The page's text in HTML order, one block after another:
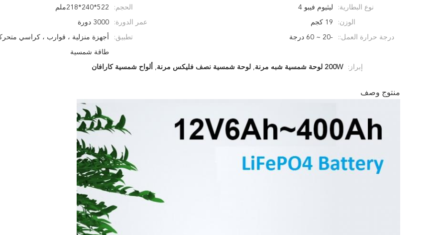
نوع البطارية: ليثيوم فيبو 4 الحجم: 522*240*218ملم
الوزن: 19 كجم عمر الدورة: 3000 دورة
درجة حرارة العمل:: -20 ~ 60 درجة تطبيق: أجهزة منزلية ، قوارب ، كراسي
طاقة شمسية
إبراز: 200W لوحة شمسية شبه مرنة , لوحة شمسية نصف فليكس مرنة, ألواح شمسية كارافان
منتوج وصف